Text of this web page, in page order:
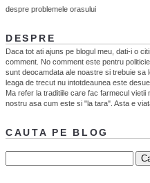
despre problemele orasului
DESPRE
Daca tot ati ajuns pe blogul meu, dati-i o
comment. No comment este pentru
sunt deocamdata ale noastre si trebuie sa
leaga de trecut nu intotdeaunea este
Ma refer la traditiile care fac farmecul vietii
nostru asa cum este si "la tara". Asta e
CAUTA PE BLOG